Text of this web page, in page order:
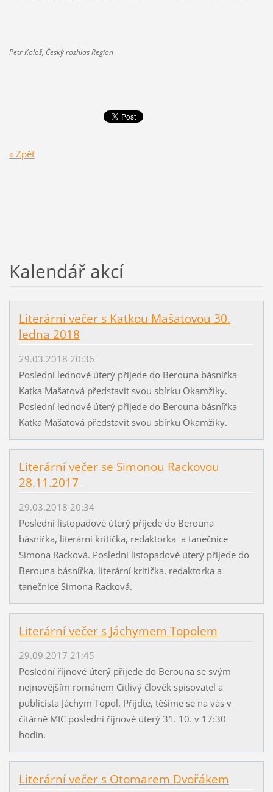
Petr Kološ, Český rozhlas Region
« Zpět
Kalendář akcí
Literární večer s Katkou Mašatovou 30.
ledna 2018
29.03.2018 20:36
Poslední lednové úterý přijede do Berouna básnířka
Katka Mašatová představit svou sbírku Okamžiky.
Poslední lednové úterý přijede do Berouna básnířka
Katka Mašatová představit svou sbírku Okamžiky.
Literární večer se Simonou Rackovou
28.11.2017
29.03.2018 20:34
Poslední listopadové úterý přijede do Berouna
básnířka, literární kritička, redaktorka a tanečnice
Simona Racková. Poslední listopadové úterý přijede do
Berouna básnířka, literární kritička, redaktorka a
tanečnice Simona Racková.
Literární večer s Jáchymem Topolem
29.09.2017 21:45
Poslední říjnové úterý přijede do Berouna se svým
nejnovějším románem Citlivý člověk spisovatel a
publicista Jáchym Topol. Přijďte, těšíme se na vás v
čítárně MIC poslední říjnové úterý 31. 10. v 17:30
hodin.
Literární večer s Otomarem Dvořákem